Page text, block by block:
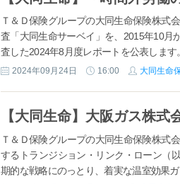
Ｔ＆Ｄ保険グループの大同生命保険株式
査「大同生命サーベイ」を、2015年10
査した2024年8月度レポートを公表します
2024年09月24日 16:00 大同生命
Ｔ＆Ｄ保険グループの大同生命保険株式
するトランジション・リンク・ローン（
期的な戦略にのっとり、着実な温室効果